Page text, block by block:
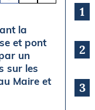
la
et pont
un
sur les
Maire et
1
2
3